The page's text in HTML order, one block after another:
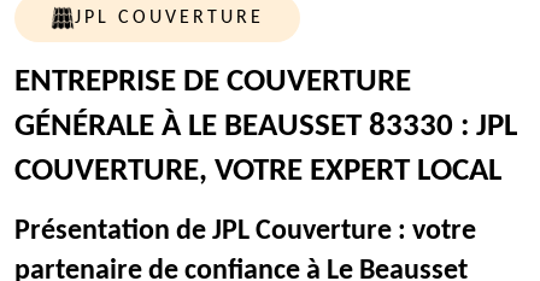
JPL COUVERTURE
ENTREPRISE DE COUVERTURE
GÉNÉRALE À LE BEAUSSET 83330 : JPL
COUVERTURE, VOTRE EXPERT LOCAL
Présentation de JPL Couverture : votre
partenaire de confiance à Le Beausset